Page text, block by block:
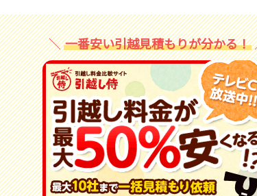
一番安い引越見積もりが分かる！